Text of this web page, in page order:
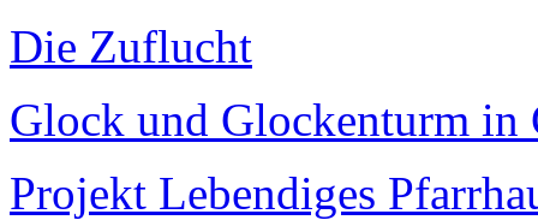
Die Zuflucht
Glock und Glockenturm in
Projekt Lebendiges